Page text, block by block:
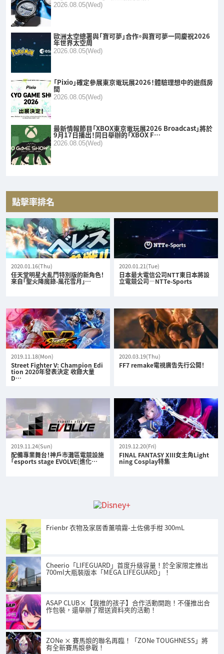
2026.08.05(Wed)
歐洲太空總署與「寶可夢」合作。與寶可夢一同慶祝2026
年世界太空周
2026.08.05(Wed)
「Pixio」確定參展東京電玩展2026！體驗理想中的遊戲房
間
2026.08.05(Wed)
最新情報節目「XBOX東京電玩展2026 Broadcast」將於
9月17日播出！同日舉辦的「XBOX F…
2026.08.05(Wed)
點擊率排名
2020.01.16(Thu)
任天堂明星大亂鬥特別版的新角色！
來自「聖火降魔錄-風花雪月」…
2020.01.21(Tue)
日本最大電信公司NTT東日本將設
立電競公司—NTTe-Sports
2019.11.18(Mon)
Street Fighter V: Champion Edi
tion 2020年發表決定 收錄大量
D…
2020.03.19(Thu)
FF7 remake電視廣告先行公開！
2019.11.24(Sun)
配備專業舞台！神戶市灘區電競設施
「esports stage EVOLVE(進化…
2019.12.20(Fri)
FINAL FANTASY XIII女主角Light
ning Cosplay特集
Frienbr 衣物及家居香薰噴霧-土佐佛手柑 300mL
Cheerio「LIFEGUARD」首度升級容量！於全家限定推出
700ml大瓶裝版本「MEGA LIFEGUARD」！
ASAP CLUB×【我推的孩子】合作活動開跑！不僅推出合
作包裝，還舉辦了贈送資料夾的活動！
ZONe × 賽馬娘的聯名再臨！「ZONe TOUGHNESS」將
有全新賽馬娘參戰！